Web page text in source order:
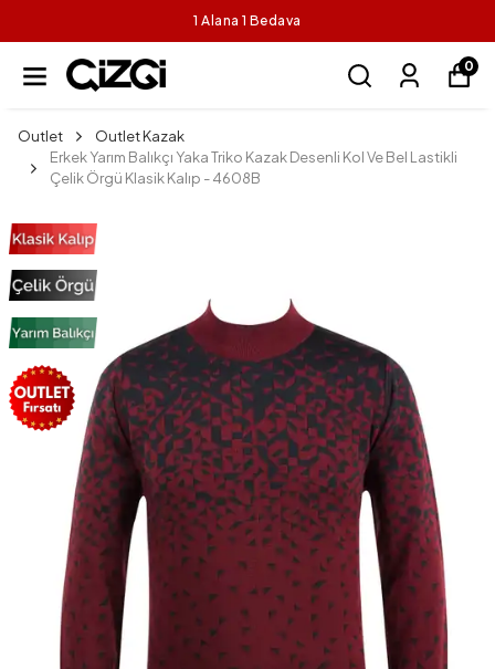
1 Alana 1 Bedava
0
Outlet
Outlet Kazak
Erkek Yarım Balıkçı Yaka Triko Kazak Desenli Kol Ve Bel Lastikli
Çelik Örgü Klasik Kalıp - 4608B